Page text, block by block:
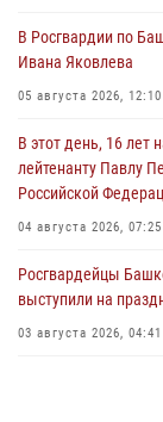
В Росгвардии по
Ивана Яковлева
05 августа 2026, 12:10
В этот день, 16 лет
лейтенанту Павлу
Российской
04 августа 2026, 07:25
Росгвардейцы
выступили на
03 августа 2026, 04:41